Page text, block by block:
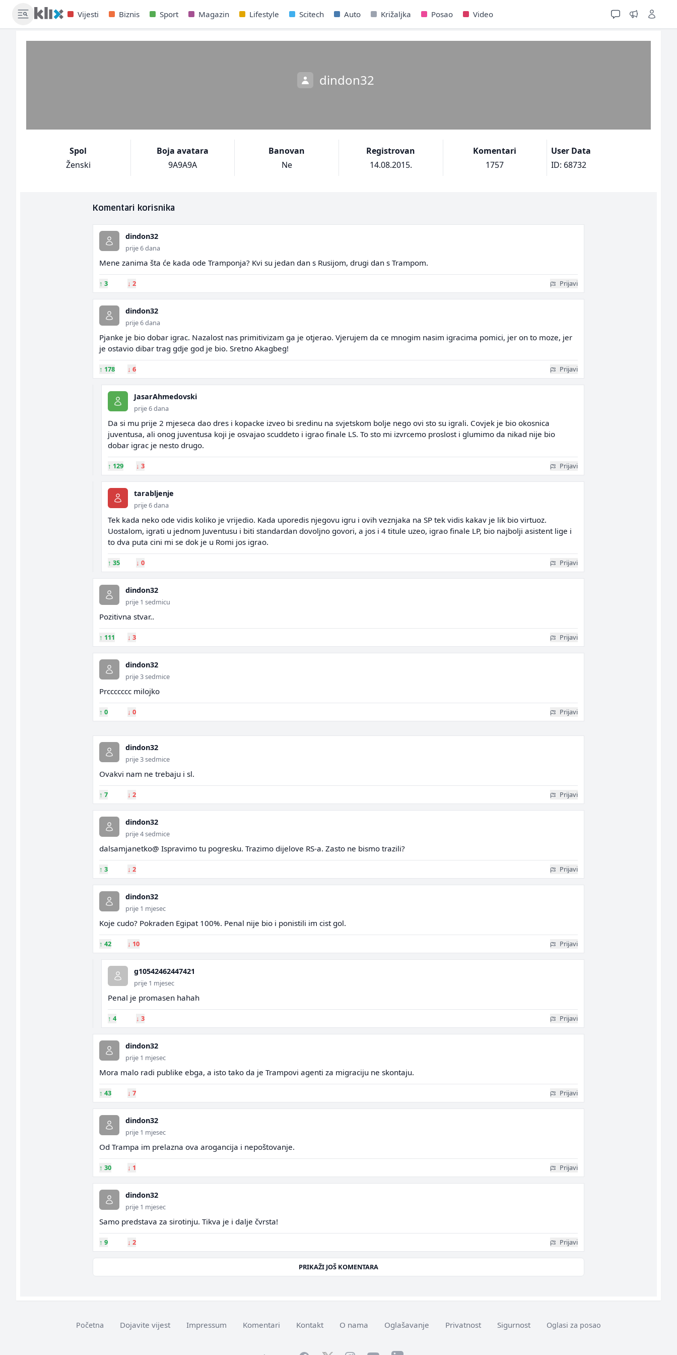
Vijesti Biznis Sport Magazin Lifestyle Scitech Auto Križaljka Posao Video
dindon32
Spol
Ženski
Boja avatara
9A9A9A
Banovan
Ne
Registrovan
14.08.2015.
Komentari
1757
User Data
ID: 68732
Komentari korisnika
dindon32
prije 6 dana
Mene zanima šta će kada ode Tramponja? Kvi su jedan dan s Rusijom, drugi dan s Trampom.
↑ 3 ↓ 2 Prijavi
dindon32
prije 6 dana
Pjanke je bio dobar igrac. Nazalost nas primitivizam ga je otjerao. Vjerujem da ce mnogim nasim igracima pomici, jer on to moze, jer
je ostavio dibar trag gdje god je bio. Sretno Akagbeg!
↑ 178 ↓ 6 Prijavi
JasarAhmedovski
prije 6 dana
Da si mu prije 2 mjeseca dao dres i kopacke izveo bi sredinu na svjetskom bolje nego ovi sto su igrali. Covjek je bio okosnica
juventusa, ali onog juventusa koji je osvajao scuddeto i igrao finale LS. To sto mi izvrcemo proslost i glumimo da nikad nije bio
dobar igrac je nesto drugo.
↑ 129 ↓ 3 Prijavi
tarabljenje
prije 6 dana
Tek kada neko ode vidis koliko je vrijedio. Kada uporedis njegovu igru i ovih veznjaka na SP tek vidis kakav je lik bio virtuoz.
Uostalom, igrati u jednom Juventusu i biti standardan dovoljno govori, a jos i 4 titule uzeo, igrao finale LP, bio najbolji asistent lige i
to dva puta cini mi se dok je u Romi jos igrao.
↑ 35 ↓ 0 Prijavi
dindon32
prije 1 sedmicu
Pozitivna stvar..
↑ 111 ↓ 3 Prijavi
dindon32
prije 3 sedmice
Prccccccc milojko
↑ 0 ↓ 0 Prijavi
dindon32
prije 3 sedmice
Ovakvi nam ne trebaju i sl.
↑ 7 ↓ 2 Prijavi
dindon32
prije 4 sedmice
dalsamjanetko@ Ispravimo tu pogresku. Trazimo dijelove RS-a. Zasto ne bismo trazili?
↑ 3 ↓ 2 Prijavi
dindon32
prije 1 mjesec
Koje cudo? Pokraden Egipat 100%. Penal nije bio i ponistili im cist gol.
↑ 42 ↓ 10 Prijavi
g10542462447421
prije 1 mjesec
Penal je promasen hahah
↑ 4 ↓ 3 Prijavi
dindon32
prije 1 mjesec
Mora malo radi publike ebga, a isto tako da je Trampovi agenti za migraciju ne skontaju.
↑ 43 ↓ 7 Prijavi
dindon32
prije 1 mjesec
Od Trampa im prelazna ova arogancija i nepoštovanje.
↑ 30 ↓ 1 Prijavi
dindon32
prije 1 mjesec
Samo predstava za sirotinju. Tikva je i dalje čvrsta!
↑ 9 ↓ 2 Prijavi
PRIKAŽI JOŠ KOMENTARA
Početna Dojavite vijest Impressum Komentari Kontakt O nama Oglašavanje Privatnost Sigurnost Oglasi za posao